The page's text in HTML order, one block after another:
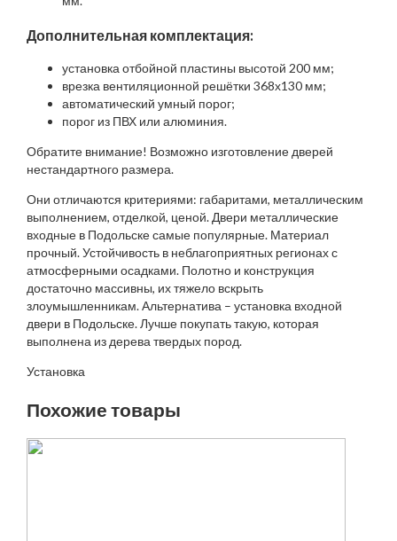
Дополнительная комплектация:
установка отбойной пластины высотой 200 мм;
врезка вентиляционной решётки 368х130 мм;
автоматический умный порог;
порог из ПВХ или алюминия.
Обратите внимание! Возможно изготовление дверей
нестандартного размера.
Они отличаются критериями: габаритами, металлическим
выполнением, отделкой, ценой. Двери металлические
входные в Подольске самые популярные. Материал
прочный. Устойчивость в неблагоприятных регионах с
атмосферными осадками. Полотно и конструкция
достаточно массивны, их тяжело вскрыть
злоумышленникам. Альтернатива – установка входной
двери в Подольске. Лучше покупать такую, которая
выполнена из дерева твердых пород.
Установка
Похожие товары